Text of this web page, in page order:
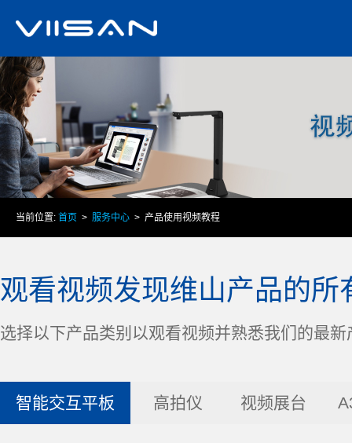
当前位置: 首页 > 服务中心 > 产品使用视频教程
观看视频发现维山产品的所
选择以下产品类别以观看视频并熟悉我们的最新
智能交互平板 高拍仪 视频展台